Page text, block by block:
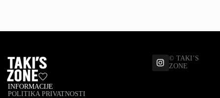
© TAKI’S
ZONE
INFORMACIJE
POLITIKA PRIVATNOSTI